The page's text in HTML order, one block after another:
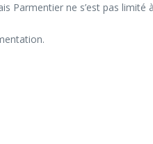
Parmentier ne s’est pas limité